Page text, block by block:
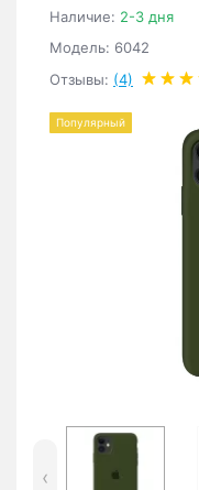
Наличие: 2-3 дня
Модель: 6042
Отзывы: (4)
Популярный
‹